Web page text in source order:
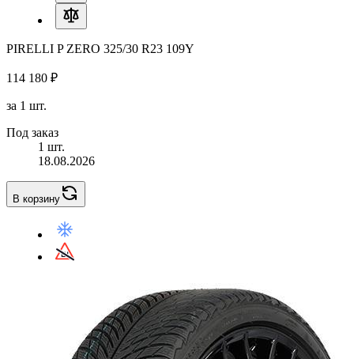
PIRELLI P ZERO 325/30 R23 109Y
114 180 ₽
за 1 шт.
Под заказ
1 шт.
18.08.2026
В корзину